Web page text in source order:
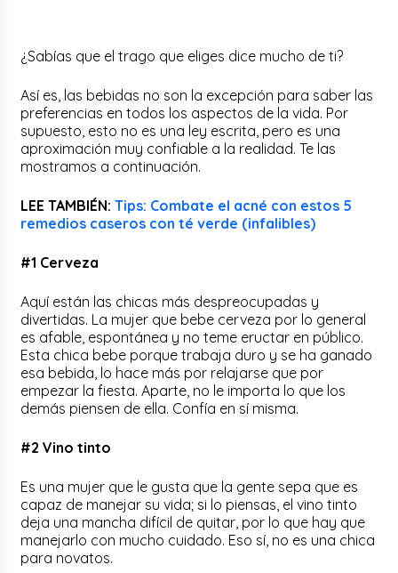
¿Sabías que el trago que eliges dice mucho de ti?
Así es, las bebidas no son la excepción para saber las
preferencias en todos los aspectos de la vida. Por
supuesto, esto no es una ley escrita, pero es una
aproximación muy confiable a la realidad. Te las
mostramos a continuación.
LEE TAMBIÉN:Tips: Combate el acné con estos 5
remedios caseros con té verde (infalibles)
#1 Cerveza
Aquí están las chicas más despreocupadas y
divertidas. La mujer que bebe cerveza por lo general
es afable, espontánea y no teme eructar en público.
Esta chica bebe porque trabaja duro y se ha ganado
esa bebida, lo hace más por relajarse que por
empezar la fiesta. Aparte, no le importa lo que los
demás piensen de ella. Confía en sí misma.
#2 Vino tinto
Es una mujer que le gusta que la gente sepa que es
capaz de manejar su vida; si lo piensas, el vino tinto
deja una mancha difícil de quitar, por lo que hay que
manejarlo con mucho cuidado. Eso sí, no es una chica
para novatos.